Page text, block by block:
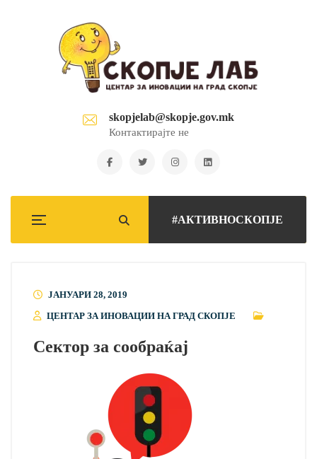
skopjelab@skopje.gov.mk
Контактирајте не
#АКТИВНОСКОПЈЕ
ЈАНУАРИ 28, 2019
ЦЕНТАР ЗА ИНОВАЦИИ НА ГРАД СКОПЈЕ
Сектор за сообраќај